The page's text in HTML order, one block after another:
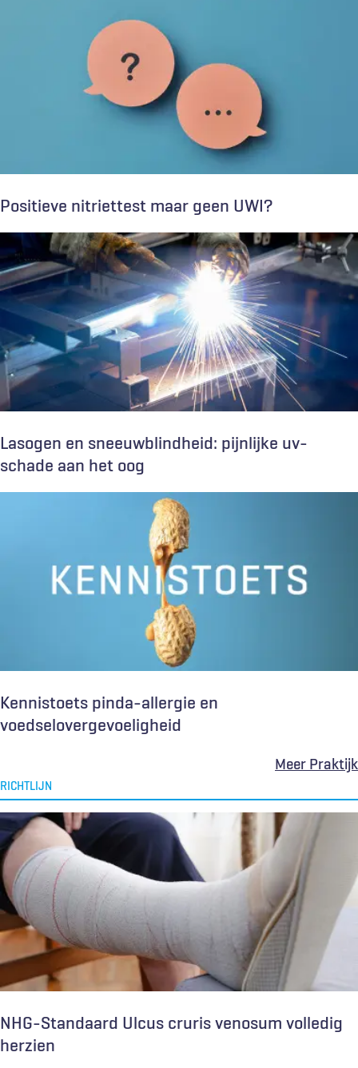
Positieve nitriettest maar geen UWI?
Lasogen en sneeuwblindheid: pijnlijke uv-
schade aan het oog
Kennistoets pinda-allergie en
voedselovergevoeligheid
Meer Praktijk
RICHTLIJN
NHG-Standaard Ulcus cruris venosum volledig
herzien